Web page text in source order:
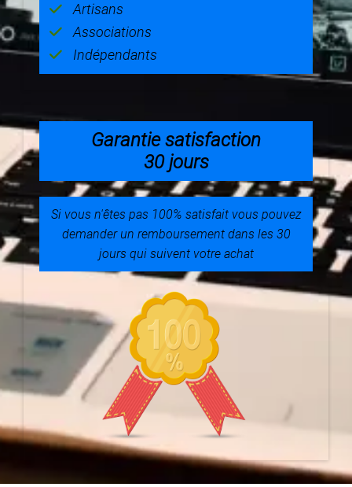
Artisans
Associations
Indépendants
Garantie satisfaction
30 jours
Si vous n'êtes pas 100% satisfait vous pouvez
demander un remboursement dans les 30
jours qui suivent votre achat